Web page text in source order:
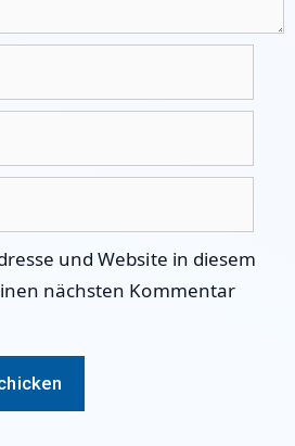
und Website in diesem
nächsten Kommentar